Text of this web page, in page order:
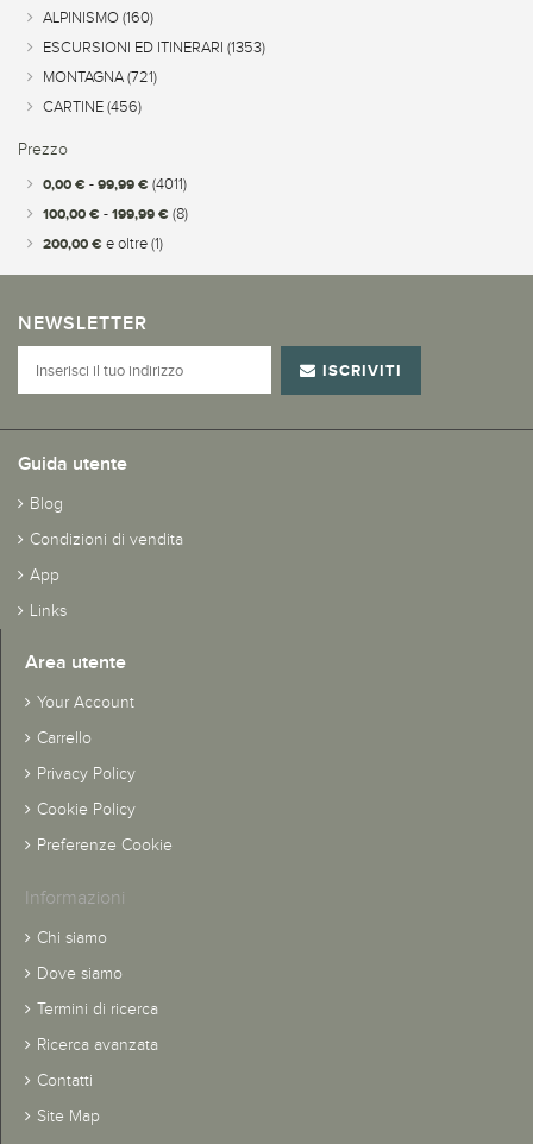
ALPINISMO (160)
ESCURSIONI ED ITINERARI (1353)
MONTAGNA (721)
CARTINE (456)
Prezzo
0,00 € - 99,99 € (4011)
100,00 € - 199,99 € (8)
200,00 € e oltre (1)
NEWSLETTER
ISCRIVITI
Guida utente
Blog
Condizioni di vendita
App
Links
Area utente
Your Account
Carrello
Privacy Policy
Cookie Policy
Preferenze Cookie
Informazioni
Chi siamo
Dove siamo
Termini di ricerca
Ricerca avanzata
Contatti
Site Map